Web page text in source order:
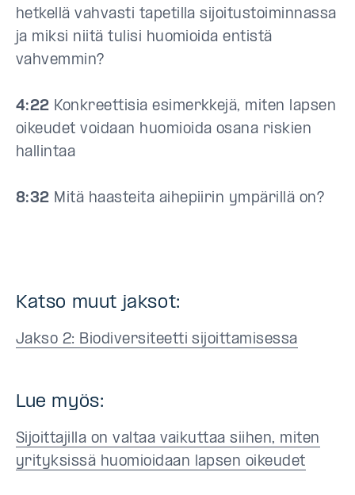
hetkellä vahvasti tapetilla sijoitustoiminnassa
ja miksi niitä tulisi huomioida entistä
vahvemmin?
4:22 Konkreettisia esimerkkejä, miten lapsen
oikeudet voidaan huomioida osana riskien
hallintaa
8:32 Mitä haasteita aihepiirin ympärillä on?
Katso muut jaksot:
Jakso 2: Biodiversiteetti sijoittamisessa
Lue myös:
Sijoittajilla on valtaa vaikuttaa siihen, miten
yrityksissä huomioidaan lapsen oikeudet